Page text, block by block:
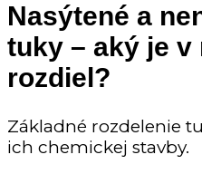
Nasýtené a
tuky – aký je v
rozdiel?
Základné rozdelenie
ich chemickej stavby.